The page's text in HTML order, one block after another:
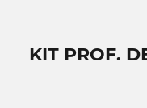
KIT PROF.